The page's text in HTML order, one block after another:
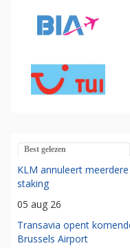
Best gelezen
KLM annuleert
staking
05 aug 26
Transavia opent
Brussels Airport